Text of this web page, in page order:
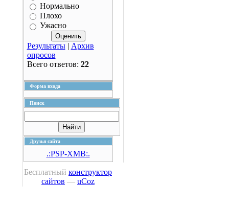
Нормально
Плохо
Ужасно
Результаты| Архив
опросов
Всего ответов: 22
Форма входа
Поиск
Друзья сайта
.:PSP-XMB:.
Бесплатный конструктор
сайтов — uCoz